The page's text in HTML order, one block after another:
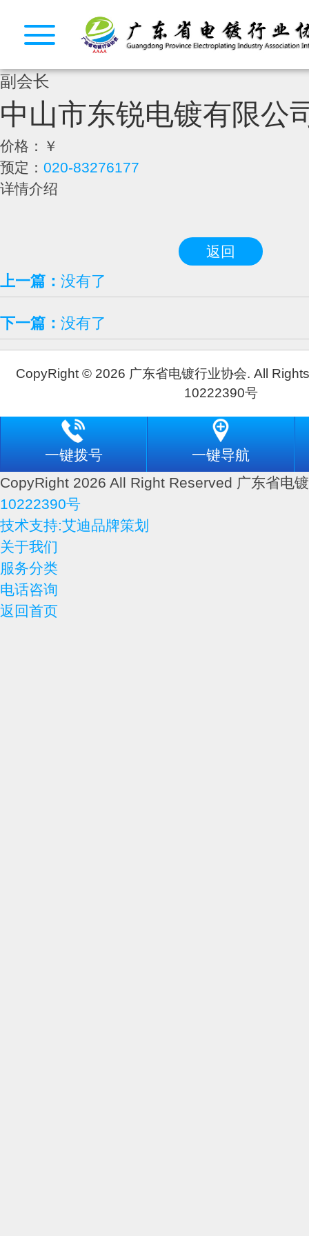
副会长
中山市东锐电镀有限公
价格：
￥
预定： 020-83276177
详情介绍
返回
上一篇： 没有了
下一篇： 没有了
CopyRight © 2026 广东省电镀行业协会. All
10222390号
一键拨号
一键导航
CopyRight 2026 All Right Reserved 广东省电
10222390号
技术支持:艾迪品牌策划
关于我们
服务分类
电话咨询
返回首页